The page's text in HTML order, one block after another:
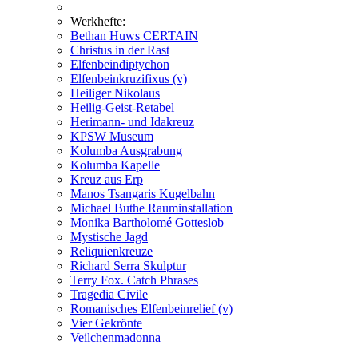
Werkhefte:
Bethan Huws CERTAIN
Christus in der Rast
Elfenbeindiptychon
Elfenbeinkruzifixus (v)
Heiliger Nikolaus
Heilig-Geist-Retabel
Herimann- und Idakreuz
KPSW Museum
Kolumba Ausgrabung
Kolumba Kapelle
Kreuz aus Erp
Manos Tsangaris Kugelbahn
Michael Buthe Rauminstallation
Monika Bartholomé Gotteslob
Mystische Jagd
Reliquienkreuze
Richard Serra Skulptur
Terry Fox. Catch Phrases
Tragedia Civile
Romanisches Elfenbeinrelief (v)
Vier Gekrönte
Veilchenmadonna